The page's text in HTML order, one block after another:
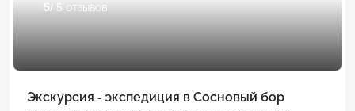
5/ 5 отзывов
Экскурсия - экспедиция в Сосновый бор